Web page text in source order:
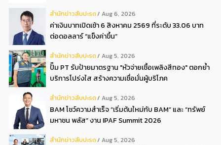
สํานักข่าวสับปะรด Aug 6, 2026
ค่าเงินบาทเปิดเช้า 6 สิงหาคม 2569 ที่ระดับ 33.06 บาท
ต่อดอลลาร์ “แข็งค่าขึ้น”
สํานักข่าวสับปะรด Aug 5, 2026
ปั๊ม PT รับป้ายมาตรฐาน "หัวจ่ายเชื้อเพลิงสีทอง" ตอกย้ำ
บริการโปร่งใส สร้างความเชื่อมั่นผู้บริโภค
สํานักข่าวสับปะรด Aug 5, 2026
BAM โชว์ความสำเร็จ “เริ่มต้นใหม่กับ BAM” และ “ทรัพย์
มหาชน พลัส” งาน IPAF Summit 2026
สํานักข่าวสับปะรด Aug 5, 2026